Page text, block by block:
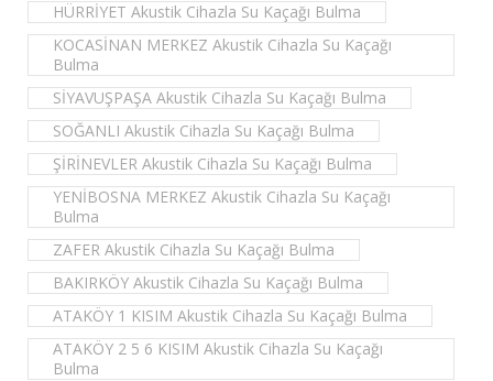
HÜRRİYET Akustik Cihazla Su Kaçağı Bulma
KOCASİNAN MERKEZ Akustik Cihazla Su Kaçağı
Bulma
SİYAVUŞPAŞA Akustik Cihazla Su Kaçağı Bulma
SOĞANLI Akustik Cihazla Su Kaçağı Bulma
ŞİRİNEVLER Akustik Cihazla Su Kaçağı Bulma
YENİBOSNA MERKEZ Akustik Cihazla Su Kaçağı
Bulma
ZAFER Akustik Cihazla Su Kaçağı Bulma
BAKIRKÖY Akustik Cihazla Su Kaçağı Bulma
ATAKÖY 1 KISIM Akustik Cihazla Su Kaçağı Bulma
ATAKÖY 2 5 6 KISIM Akustik Cihazla Su Kaçağı
Bulma